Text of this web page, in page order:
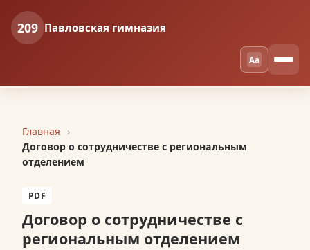
209 Павловская гимназия
Aa
Главная
Договор о сотрудничестве с региональным
отделением
PDF
Договор о сотрудничестве с
региональным отделением